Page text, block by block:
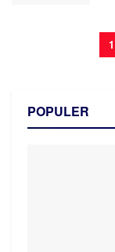
1
POPULER